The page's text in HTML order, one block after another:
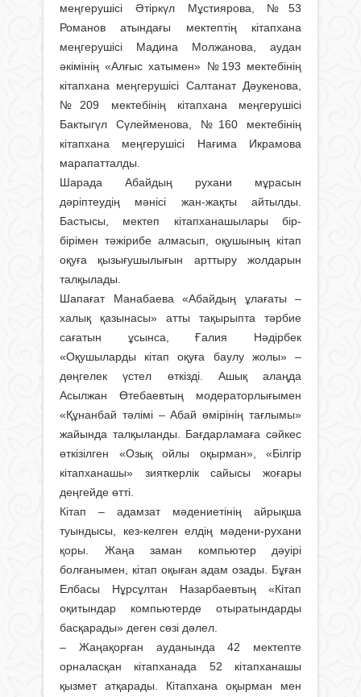
меңгерушісі Әтіркүл Мұстиярова, №53
Романов атындағы мектептің кітапхана
меңгерушісі Мадина Молжанова, аудан
әкімінің «Алғыс хатымен» №193 мектебінің
кітапхана меңгерушісі Салтанат Дәукенова,
№209 мектебінің кітапхана меңгерушісі
Бактыгүл Сүлейменова, №160 мектебінің
кітапхана меңгерушісі Нағима Икрамова
марапатталды.
Шарада Абайдың рухани мұрасын
дәріптеудің мәнісі жан-жақты айтылды.
Бастысы, мектеп кітапханашылары бір-
бірімен тәжірибе алмасып, оқушының кітап
оқуға қызығушылығын арттыру жолдарын
талқылады.
Шапағат Манабаева «Абайдың ұлағаты –
халық қазынасы» атты тақырыпта тәрбие
сағатын ұсынса, Ғалия Нәдірбек
«Оқушыларды кітап оқуға баулу жолы» –
дөңгелек үстел өткізді. Ашық алаңда
Асылжан Өтебаевтың модераторлығымен
«Құнанбай тәлімі – Абай өмірінің тағлымы»
жайында талқыланды. Бағдарламаға сәйкес
өткізілген «Озық ойлы оқырман», «Білгір
кітапханашы» зияткерлік сайысы жоғары
деңгейде өтті.
Кітап – адамзат мәдениетінің айрықша
туындысы, кез-келген елдің мәдени-рухани
қоры. Жаңа заман компьютер дәуірі
болғанымен, кітап оқыған адам озады. Бұған
Елбасы Нұрсұлтан Назарбаевтың «Кітап
оқитындар компьютерде отыратындарды
басқарады» деген сөзі дәлел.
– Жаңақорған ауданында 42 мектепте
орналасқан кітапханада 52 кітапханашы
қызмет атқарады. Кітапхана оқырман мен